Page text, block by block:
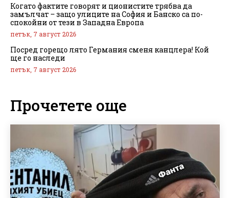
Когато фактите говорят и ционистите трябва да
замълчат – защо улиците на София и Банско са по-
спокойни от тези в Западна Европа
петък, 7 август 2026
Посред горещо лято Германия сменя канцлера! Кой
ще го наследи
петък, 7 август 2026
Прочетете още